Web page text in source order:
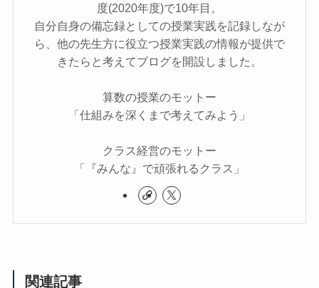
度(2020年度)で10年目。
自分自身の備忘録としての授業実践を記録しなが
ら、他の先生方に役立つ授業実践の情報が提供で
きたらと考えてブログを開設しました。
算数の授業のモットー
「仕組みを深くまで考えてみよう」
クラス経営のモットー
「『みんな』で頑張れるクラス」
関連記事